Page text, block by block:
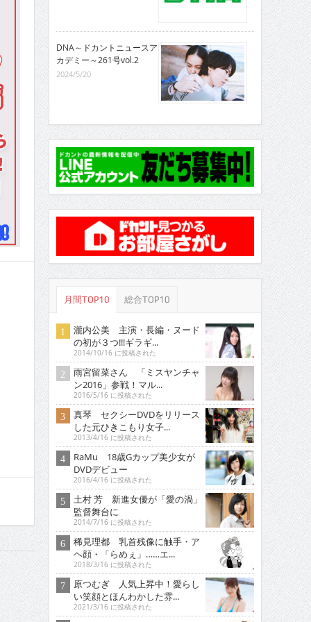
DNA～ドカントニュースア
カデミー～261号vol.2
2024/5/20
月間TOP10 総合TOP10
瀧内公美 主演・長編・ヌード
の初が３つ!!!ギラギ...
2014/10/16 に投稿された
雨宮留菜さん 「ミスヤンチャ
ン2016」参戦！マル...
2016/5/16 に投稿された
真琴 セクシーDVDをリリース
した元ひきこもり女子...
2013/4/16 に投稿された
RaMu 18歳Gカップ美少女が
DVDデビュー
2016/4/16 に投稿された
土村 芳 新進女優が「愛の渦」
監督舞台に
2014/7/16 に投稿された
稀見理都 乳首残像に触手・ア
ヘ顔・「らめぇ」……エ...
2018/3/16 に投稿された
原つむぎ 人気上昇中！愛らし
い笑顔とほんわかした雰...
2021/3/16 に投稿された